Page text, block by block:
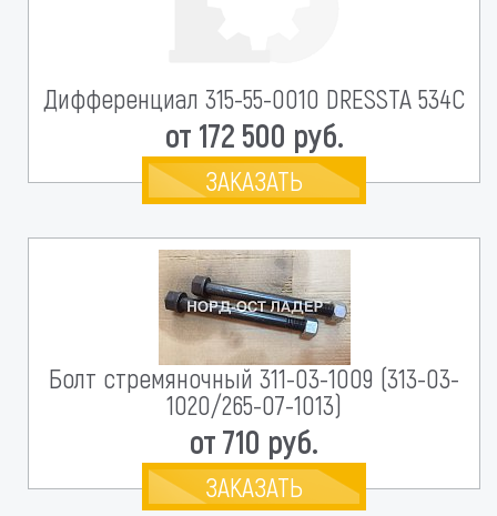
Дифференциал 315-55-0010 DRESSTA 534C
от 172 500 руб.
ЗАКАЗАТЬ
Болт стремяночный 311-03-1009 (313-03-
1020/265-07-1013)
от 710 руб.
ЗАКАЗАТЬ